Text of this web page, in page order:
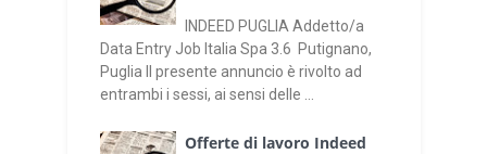
INDEED PUGLIA Addetto/a
Data Entry Job Italia Spa 3.6 Putignano,
Puglia Il presente annuncio è rivolto ad
entrambi i sessi, ai sensi delle ...
Offerte di lavoro Indeed